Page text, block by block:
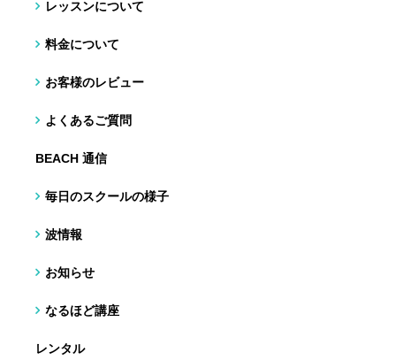
レッスンについて
料金について
お客様のレビュー
よくあるご質問
BEACH 通信
毎日のスクールの様子
波情報
お知らせ
なるほど講座
レンタル